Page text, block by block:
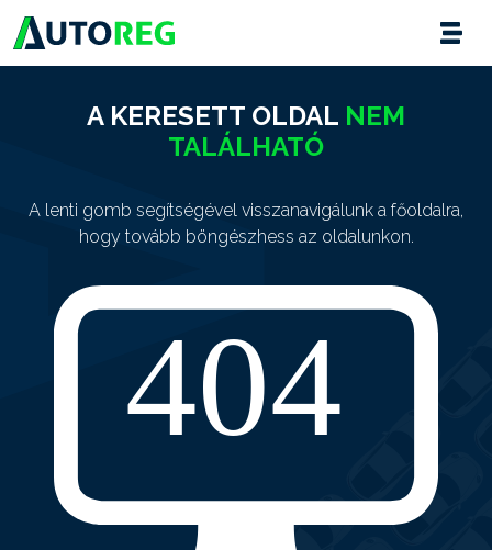
A KERESETT OLDAL NEM
TALÁLHATÓ
A lenti gomb segítségével visszanavigálunk a főoldalra,
hogy tovább böngészhess az oldalunkon.